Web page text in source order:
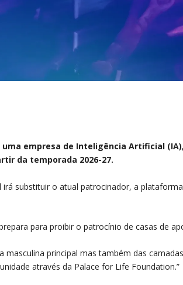
uma empresa de Inteligência Artificial
da temporada 2026-27.
substituir o atual patrocinador, a
para proibir o patrocínio de casas de
principal mas também das
através da Palace for Life Foundation.”